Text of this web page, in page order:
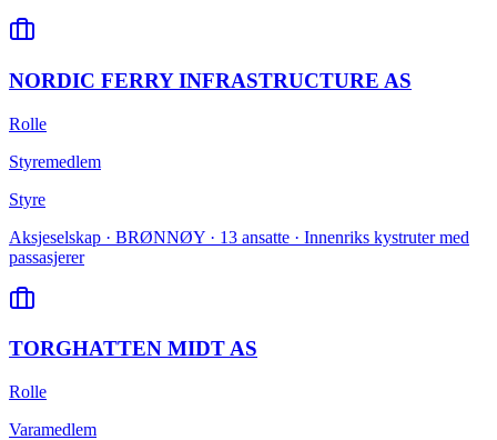
NORDIC FERRY INFRASTRUCTURE AS
Rolle
Styremedlem
Styre
Aksjeselskap · BRØNNØY · 13 ansatte · Innenriks kystruter med
passasjerer
TORGHATTEN MIDT AS
Rolle
Varamedlem